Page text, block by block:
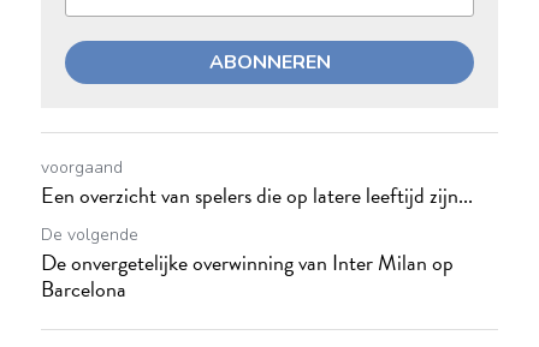
ABONNEREN
voorgaand
Een overzicht van spelers die op latere leeftijd zijn...
De volgende
De onvergetelijke overwinning van Inter Milan op
Barcelona